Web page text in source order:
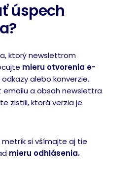
úspech
ktorý newslettrom
mieru otvorenia e-
odkazy alebo konverzie.
emailu a obsah newslettra
zistili, ktorá verzia je
si všímajte aj tie
mieru odhlásenia.